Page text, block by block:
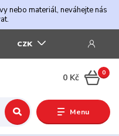
nebo materiál, neváhejte nás
Menu
CZK
0
0 Kč